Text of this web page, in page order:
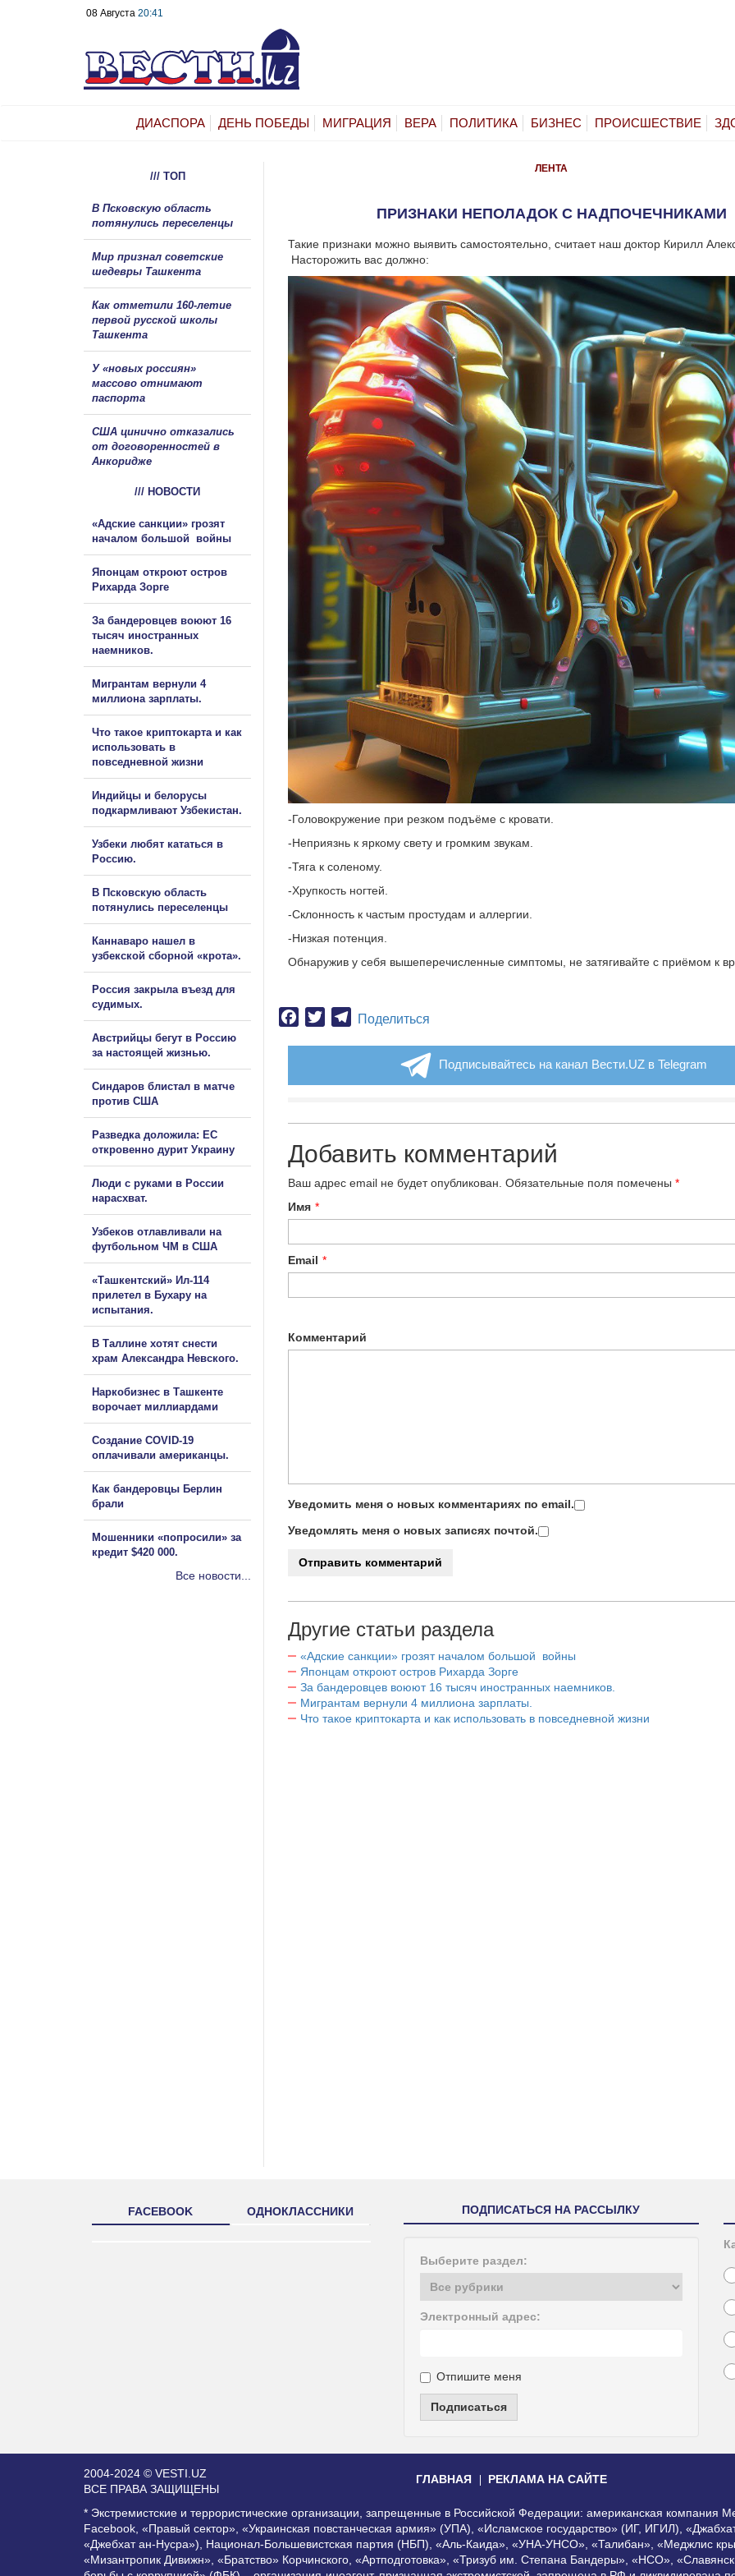
08 Августа 20:41
ДИАСПОРА ДЕНЬ ПОБЕДЫ МИГРАЦИЯ ВЕРА ПОЛИТИКА БИЗНЕС ПРОИСШЕСТВИЕ
ЛЕНТА
ПРИЗНАКИ НЕПОЛАДОК С НАДПОЧЕЧНИКАМИ
Такие признаки можно выявить самостоятельно, считает наш доктор Кирилл
Насторожить вас должно:
-Головокружение при резком подъёме с кровати.
-Неприязнь к яркому свету и громким звукам.
-Тяга к соленому.
-Хрупкость ногтей.
-Склонность к частым простудам и аллергии.
-Низкая потенция.
Обнаружив у себя вышеперечисленные симптомы, не затягивайте с приёмом к
Facebook
TwitterTelegram
Поделиться
Подписывайтесь на канал Вести.UZ в Telegram
Добавить комментарий
Ваш адрес email не будет опубликован. Обязательные поля помечены *
Имя *
Email *
Комментарий
Уведомить меня о новых комментариях по email.
Уведомлять меня о новых записях почтой.
Другие статьи раздела
«Адские санкции» грозят началом большой войны
Японцам откроют остров Рихарда Зорге
За бандеровцев воюют 16 тысяч иностранных наемников.
Мигрантам вернули 4 миллиона зарплаты.
Что такое криптокарта и как использовать в повседневной жизни
/// ТОП
В Псковскую область
потянулись переселенцы
Мир признал советские
шедевры Ташкента
Как отметили 160-летие
первой русской школы
Ташкента
У «новых россиян»
массово отнимают
паспорта
США цинично отказались
от договоренностей в
Анкоридже
/// НОВОСТИ
«Адские санкции» грозят
началом большой войны
Японцам откроют остров
Рихарда Зорге
За бандеровцев воюют 16
тысяч иностранных
наемников.
Мигрантам вернули 4
миллиона зарплаты.
Что такое криптокарта и как
использовать в
повседневной жизни
Индийцы и белорусы
подкармливают Узбекистан.
Узбеки любят кататься в
Россию.
В Псковскую область
потянулись переселенцы
Каннаваро нашел в
узбекской сборной «крота».
Россия закрыла въезд для
судимых.
Австрийцы бегут в Россию
за настоящей жизнью.
Синдаров блистал в матче
против США
Разведка доложила: ЕС
откровенно дурит Украину
Люди с руками в России
нарасхват.
Узбеков отлавливали на
футбольном ЧМ в США
«Ташкентский» Ил-114
прилетел в Бухару на
испытания.
В Таллине хотят снести
храм Александра Невского.
Наркобизнес в Ташкенте
ворочает миллиардами
Создание COVID-19
оплачивали американцы.
Как бандеровцы Берлин
брали
Мошенники «попросили» за
кредит $420 000.
Все новости...
FACEBOOK ОДНОКЛАССНИКИ ПОДПИСАТЬСЯ НА РАССЫЛКУ
Выберите раздел:
Электронный адрес:
Отпишите меня
Подписаться
2004-2024 © VESTI.UZ
ВСЕ ПРАВА ЗАЩИЩЕНЫ
ГЛАВНАЯ РЕКЛАМА НА САЙТЕ
* Экстремистские и террористические организации, запрещенные в Российской Федерации: американская компания
Facebook, «Правый сектор», «Украинская повстанческая армия» (УПА), «Исламское государство» (ИГ, ИГИЛ),
«Джебхат ан-Нусра»), Национал-Большевистская партия (НБП), «Аль-Каида», «УНА-УНСО», «Талибан», «Меджлис
«Мизантропик Дивижн», «Братство» Корчинского, «Артподготовка», «Тризуб им. Степана Бандеры», «НСО»,